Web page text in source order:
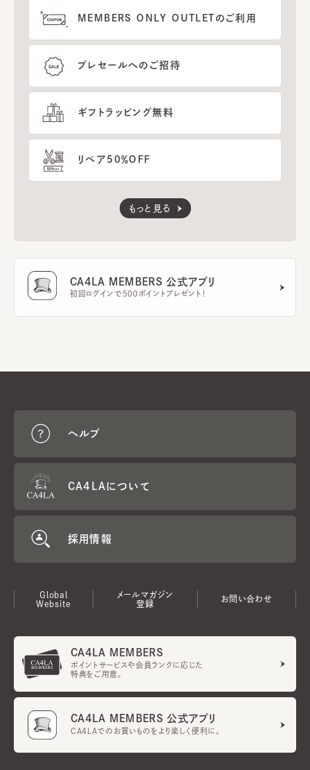
MEMBERS ONLY OUTLETのご利用
プレセールへのご招待
ギフトラッピング無料
リペア50％OFF
もっと見る
CA4LA MEMBERS 公式アプリ
初回ログインで500ポイントプレゼント！
ヘルプ
CA4LAについて
採用情報
Global
Website
メールマガジン
登録
お問い合わせ
CA4LA MEMBERS
ポイントサービスや会員ランクに応じた
特典をご用意。
CA4LA MEMBERS 公式アプリ
CA4LAでのお買いものをより楽しく便利に。